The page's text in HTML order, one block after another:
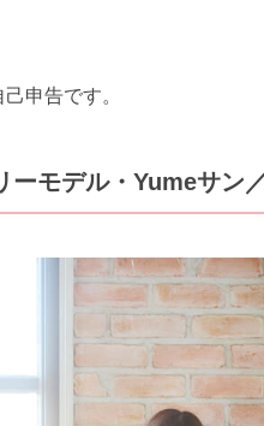
申告です。
ーモデル・Yumeサン